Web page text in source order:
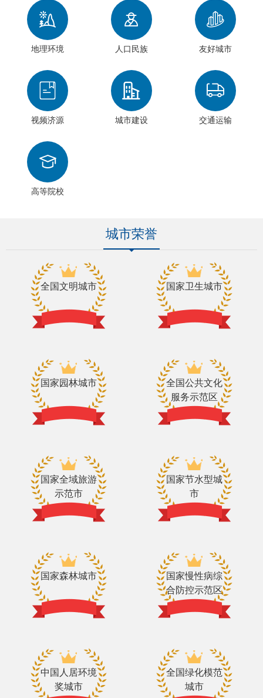
地理环境 人口民族 友好城市
视频济源 城市建设 交通运输
高等院校
城市荣誉
全国文明城市 国家卫生城市
国家园林城市
全国公共文化
服务示范区
国家全域旅游
示范市
国家节水型城
市
国家森林城市
国家慢性病综
合防控示范区
中国人居环境
奖城市
全国绿化模范
城市